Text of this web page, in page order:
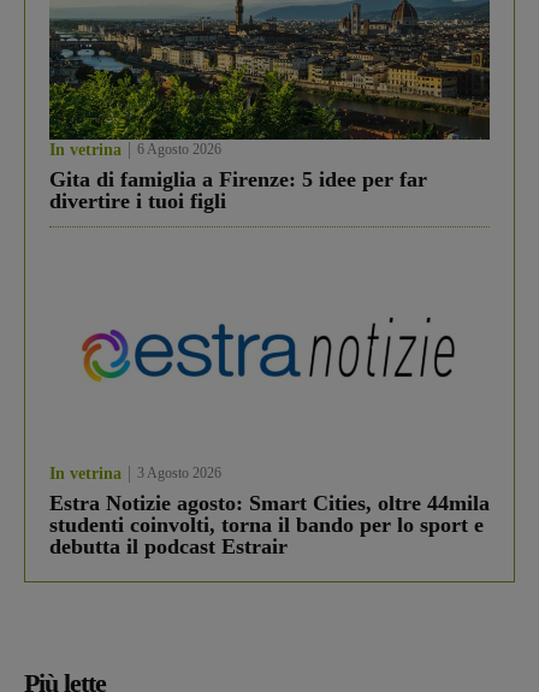
In vetrina 6 Agosto 2026
Gita di famiglia a Firenze: 5 idee per far
divertire i tuoi figli
In vetrina 3 Agosto 2026
Estra Notizie agosto: Smart Cities, oltre 44mila
studenti coinvolti, torna il bando per lo sport e
debutta il podcast Estrair
Più lette